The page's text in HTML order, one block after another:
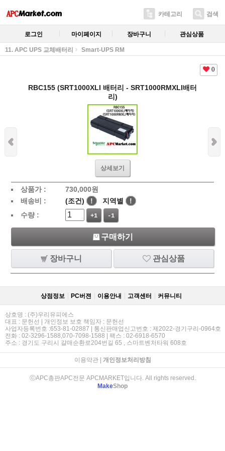
카테고리 검색
로그인 마이페이지 장바구니 관심상품
11. APC UPS 교체배터리 Smart-UPS RM
0
RBC155 (SRT1000XLI 배터리 - SRT1000RMXLI배터
리)
상세보기
상품가 : 730,000원
배송비 :
(조건) ! 지역별
!
수량 :
+1 -1
구매하기
장바구니 관심상품
상점정보 PC버젼 이용안내 고객센터 커뮤니티
상호명 : (주)우리유피에스
대표 : 문헌선 | 개인정보 보호 책임자 : 문헌선
사업자등록번호 :653-81-02887 | 통신판매업신고번호 : 제2022-경기구리-0964호
전화 : 02-3296-1588,070-7098-1588 | 팩스 : 02-6918-6570
주소 : 경기도 구리시 갈매순환로204번길 65 , 스마트벤처타워 608호
이용약관| 개인정보처리방침
ⓒAPC총판APC전문 APCMARKET입니다. All rights reserved.
MakeShop